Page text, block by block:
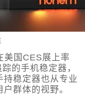
美国CES展上率
的手机稳定器，
稳定器也从专业
群体的视野。